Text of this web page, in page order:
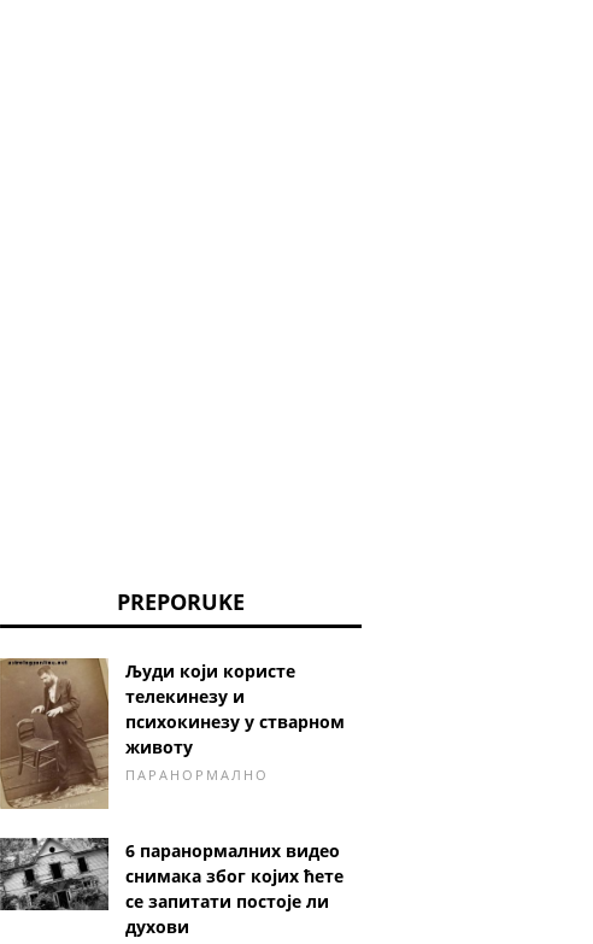
PREPORUKE
Људи који користе
телекинезу и
психокинезу у стварном
животу
ПАРАНОРМАЛНО
6 паранормалних видео
снимака због којих ћете
се запитати постоје ли
духови